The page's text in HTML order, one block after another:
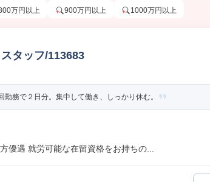
万円以上 900万円以上 1000万円以上
タッフ/113683
務で２日分。集中して働き、しっかり休む。
優遇 就労可能な在留資格をお持ちの...